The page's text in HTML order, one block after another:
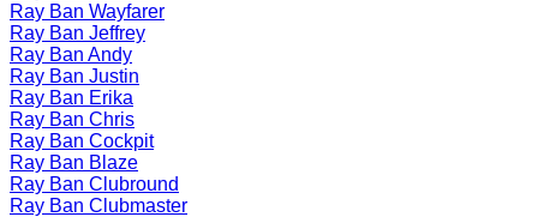
Ray Ban Wayfarer
Ray Ban Jeffrey
Ray Ban Andy
Ray Ban Justin
Ray Ban Erika
Ray Ban Chris
Ray Ban Cockpit
Ray Ban Blaze
Ray Ban Clubround
Ray Ban Clubmaster